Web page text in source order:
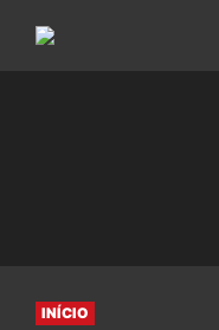
INÍCIO